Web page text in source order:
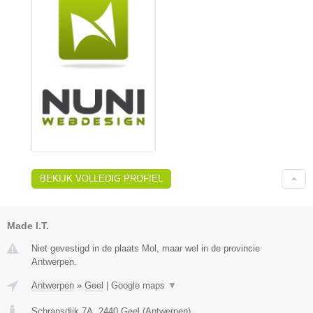
BEKIJK VOLLEDIG PROFIEL
Made I.T.
Niet gevestigd in de plaats Mol, maar wel in de provincie
Antwerpen.
Antwerpen » Geel Google maps ▼